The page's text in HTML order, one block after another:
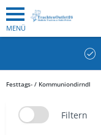
MENÜ
Festtags- / Kommuniondirndl
Filtern